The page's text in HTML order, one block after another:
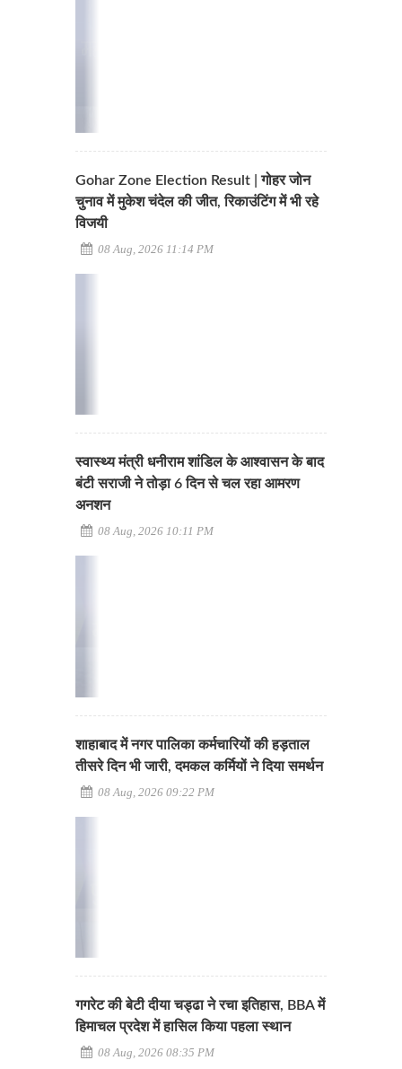
Gohar Zone Election Result | गोहर जोन
चुनाव में मुकेश चंदेल की जीत, रिकाउंटिंग में भी रहे
विजयी
08 Aug, 2026 11:14 PM
स्वास्थ्य मंत्री धनीराम शांडिल के आश्वासन के बाद
बंटी सराजी ने तोड़ा 6 दिन से चल रहा आमरण
अनशन
08 Aug, 2026 10:11 PM
शाहाबाद में नगर पालिका कर्मचारियों की हड़ताल
तीसरे दिन भी जारी, दमकल कर्मियों ने दिया समर्थन
08 Aug, 2026 09:22 PM
गगरेट की बेटी दीया चड्ढा ने रचा इतिहास, BBA में
हिमाचल प्रदेश में हासिल किया पहला स्थान
08 Aug, 2026 08:35 PM